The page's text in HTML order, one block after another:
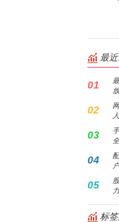
最
01
02
03
04
05
标